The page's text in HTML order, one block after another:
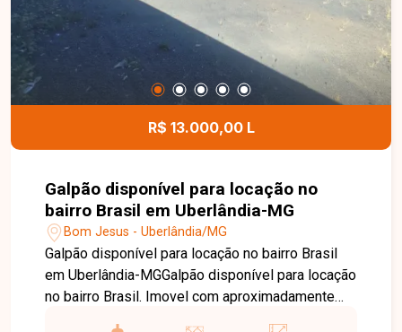
uma excelente oportunidade para quem busca um
apartamento moderno, funcional e bem localizado
no bairro Lagoinha. Agende uma visita e venha
conhecer todos os detalhes deste imóvel.
R$ 13.000,00 L
Galpão disponível para locação no
bairro Brasil em Uberlândia-MG
Bom Jesus - Uberlândia/MG
Galpão disponível para locação no bairro Brasil
em Uberlândia-MGGalpão disponível para locação
no bairro Brasil. Imovel com aproximadamente